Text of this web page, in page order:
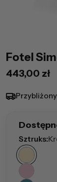
Fotel
Cena
443,00 zł
Sztruks: